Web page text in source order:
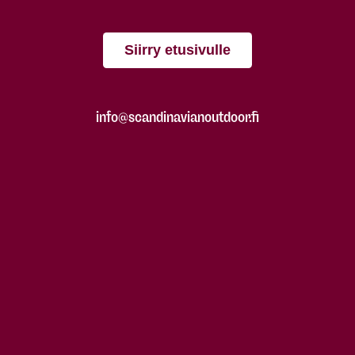
Siirry etusivulle
info@scandinavianoutdoor.fi